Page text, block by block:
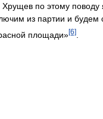
по этому поводу
из партии и
площади»[6]